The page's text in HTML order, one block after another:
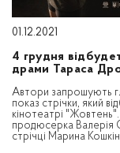
01.12.2021
4 грудня
драми Тараса
Автори запрошують
показ стрічки, який
кінотеатрі
продюсерка Валерія
стрічці Марина